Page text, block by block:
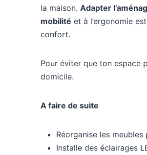
la maison. Adapter
mobilité et à l’ergonomie
confort.
Pour éviter que ton espace
domicile.
A faire de suite
Réorganise les
Installe des éclairages